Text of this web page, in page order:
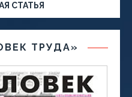
СТАТЬЯ
ТРУДА»